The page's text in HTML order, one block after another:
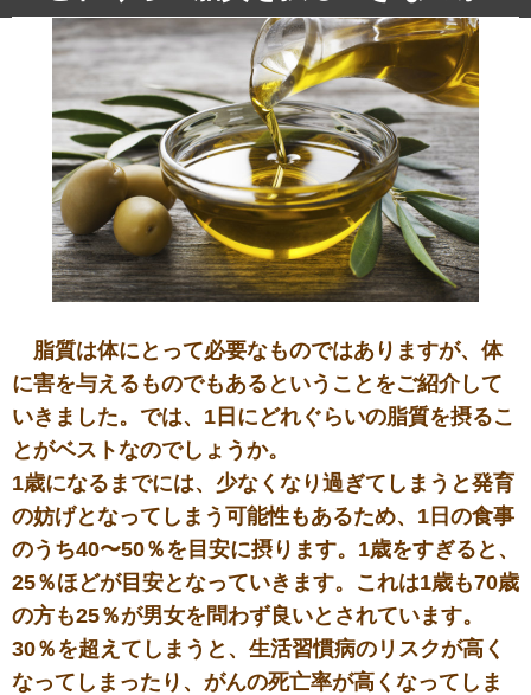
脂質は体にとって必要なものではありますが、体
に害を与えるものでもあるということをご紹介して
いきました。では、1日にどれぐらいの脂質を摂るこ
とがベストなのでしょうか。
1歳になるまでには、少なくなり過ぎてしまうと発育
の妨げとなってしまう可能性もあるため、1日の食事
のうち40〜50％を目安に摂ります。1歳をすぎると、
25％ほどが目安となっていきます。これは1歳も70歳
の方も25％が男女を問わず良いとされています。
30％を超えてしまうと、生活習慣病のリスクが高く
なってしまったり、がんの死亡率が高くなってしま